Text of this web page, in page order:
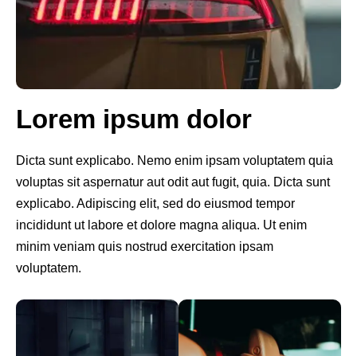
Lorem ipsum dolor
Dicta sunt explicabo. Nemo enim ipsam voluptatem quia
voluptas sit aspernatur aut odit aut fugit, quia. Dicta sunt
explicabo. Adipiscing elit, sed do eiusmod tempor
incididunt ut labore et dolore magna aliqua. Ut enim
minim veniam quis nostrud exercitation ipsam
voluptatem.